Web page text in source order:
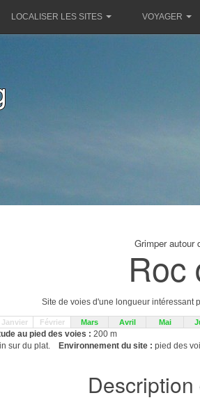
LOCALISER LES SITES VOYAGER
Grimper autour
Roc
Site de voies d'une longueur intéressant
Janvier Février Mars Avril Mai
au pied des voies : 200 m
sur du plat. Environnement du site : pied des